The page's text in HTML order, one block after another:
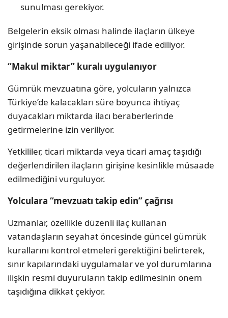
sunulması gerekiyor.
Belgelerin eksik olması halinde ilaçların ülkeye
girişinde sorun yaşanabileceği ifade ediliyor.
“Makul miktar” kuralı uygulanıyor
Gümrük mevzuatına göre, yolcuların yalnızca
Türkiye’de kalacakları süre boyunca ihtiyaç
duyacakları miktarda ilacı beraberlerinde
getirmelerine izin veriliyor.
Yetkililer, ticari miktarda veya ticari amaç taşıdığı
değerlendirilen ilaçların girişine kesinlikle müsaade
edilmediğini vurguluyor.
Yolculara “mevzuatı takip edin” çağrısı
Uzmanlar, özellikle düzenli ilaç kullanan
vatandaşların seyahat öncesinde güncel gümrük
kurallarını kontrol etmeleri gerektiğini belirterek,
sınır kapılarındaki uygulamalar ve yol durumlarına
ilişkin resmi duyuruların takip edilmesinin önem
taşıdığına dikkat çekiyor.